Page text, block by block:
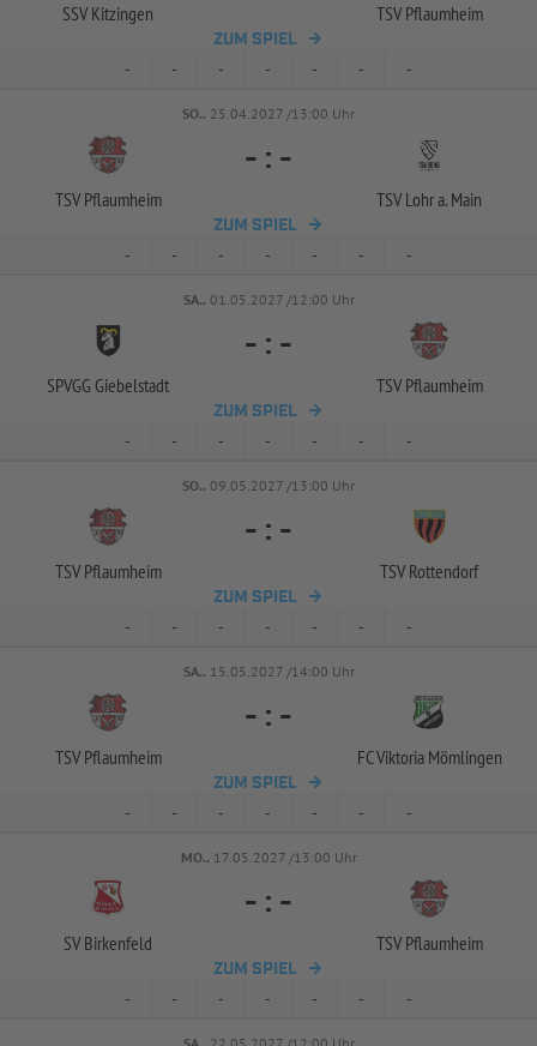
SSV Kitzingen TSV Pflaumheim
ZUM SPIEL
- - - - - - -
SO.. 25.04.2027 /13:00 Uhr
TSV Pflaumheim
- : -
TSV Lohr a. Main
ZUM SPIEL
- - - - - - -
SA.. 01.05.2027 /12:00 Uhr
SPVGG Giebelstadt
- : -
TSV Pflaumheim
ZUM SPIEL
- - - - - - -
SO.. 09.05.2027 /13:00 Uhr
TSV Pflaumheim
- : -
TSV Rottendorf
ZUM SPIEL
- - - - - - -
SA.. 15.05.2027 /14:00 Uhr
TSV Pflaumheim
- : -
FC Viktoria Mömlingen
ZUM SPIEL
- - - - - - -
MO.. 17.05.2027 /13:00 Uhr
SV Birkenfeld
- : -
TSV Pflaumheim
ZUM SPIEL
- - - - - - -